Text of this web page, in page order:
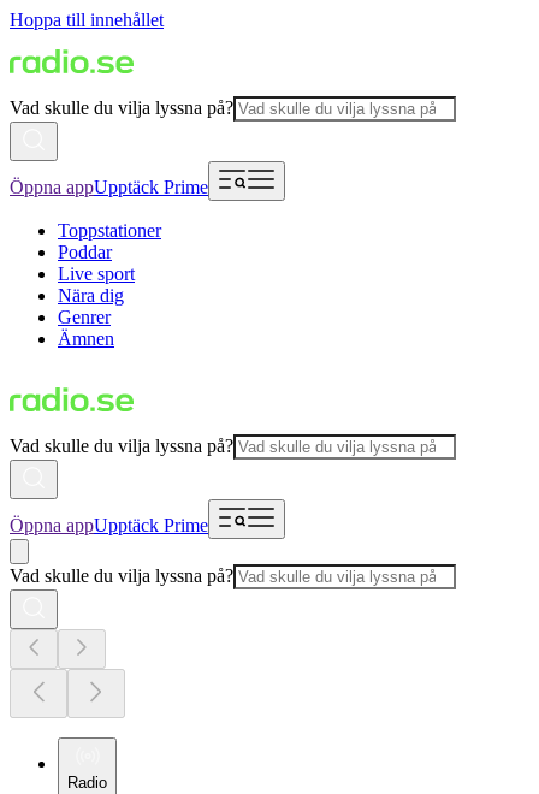
Hoppa till innehållet
Vad skulle du vilja lyssna på?
Öppna appUpptäck Prime
Toppstationer
Poddar
Live sport
Nära dig
Genrer
Ämnen
Vad skulle du vilja lyssna på?
Öppna appUpptäck Prime
Vad skulle du vilja lyssna på?
Radio